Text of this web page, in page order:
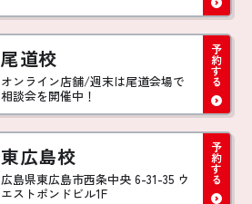
尾道校
オンライン店舗/週末は尾道会場で
相談会を開催中！
東広島校
広島県東広島市西条中央 6-31-35 ウ
エストポンドビル1F